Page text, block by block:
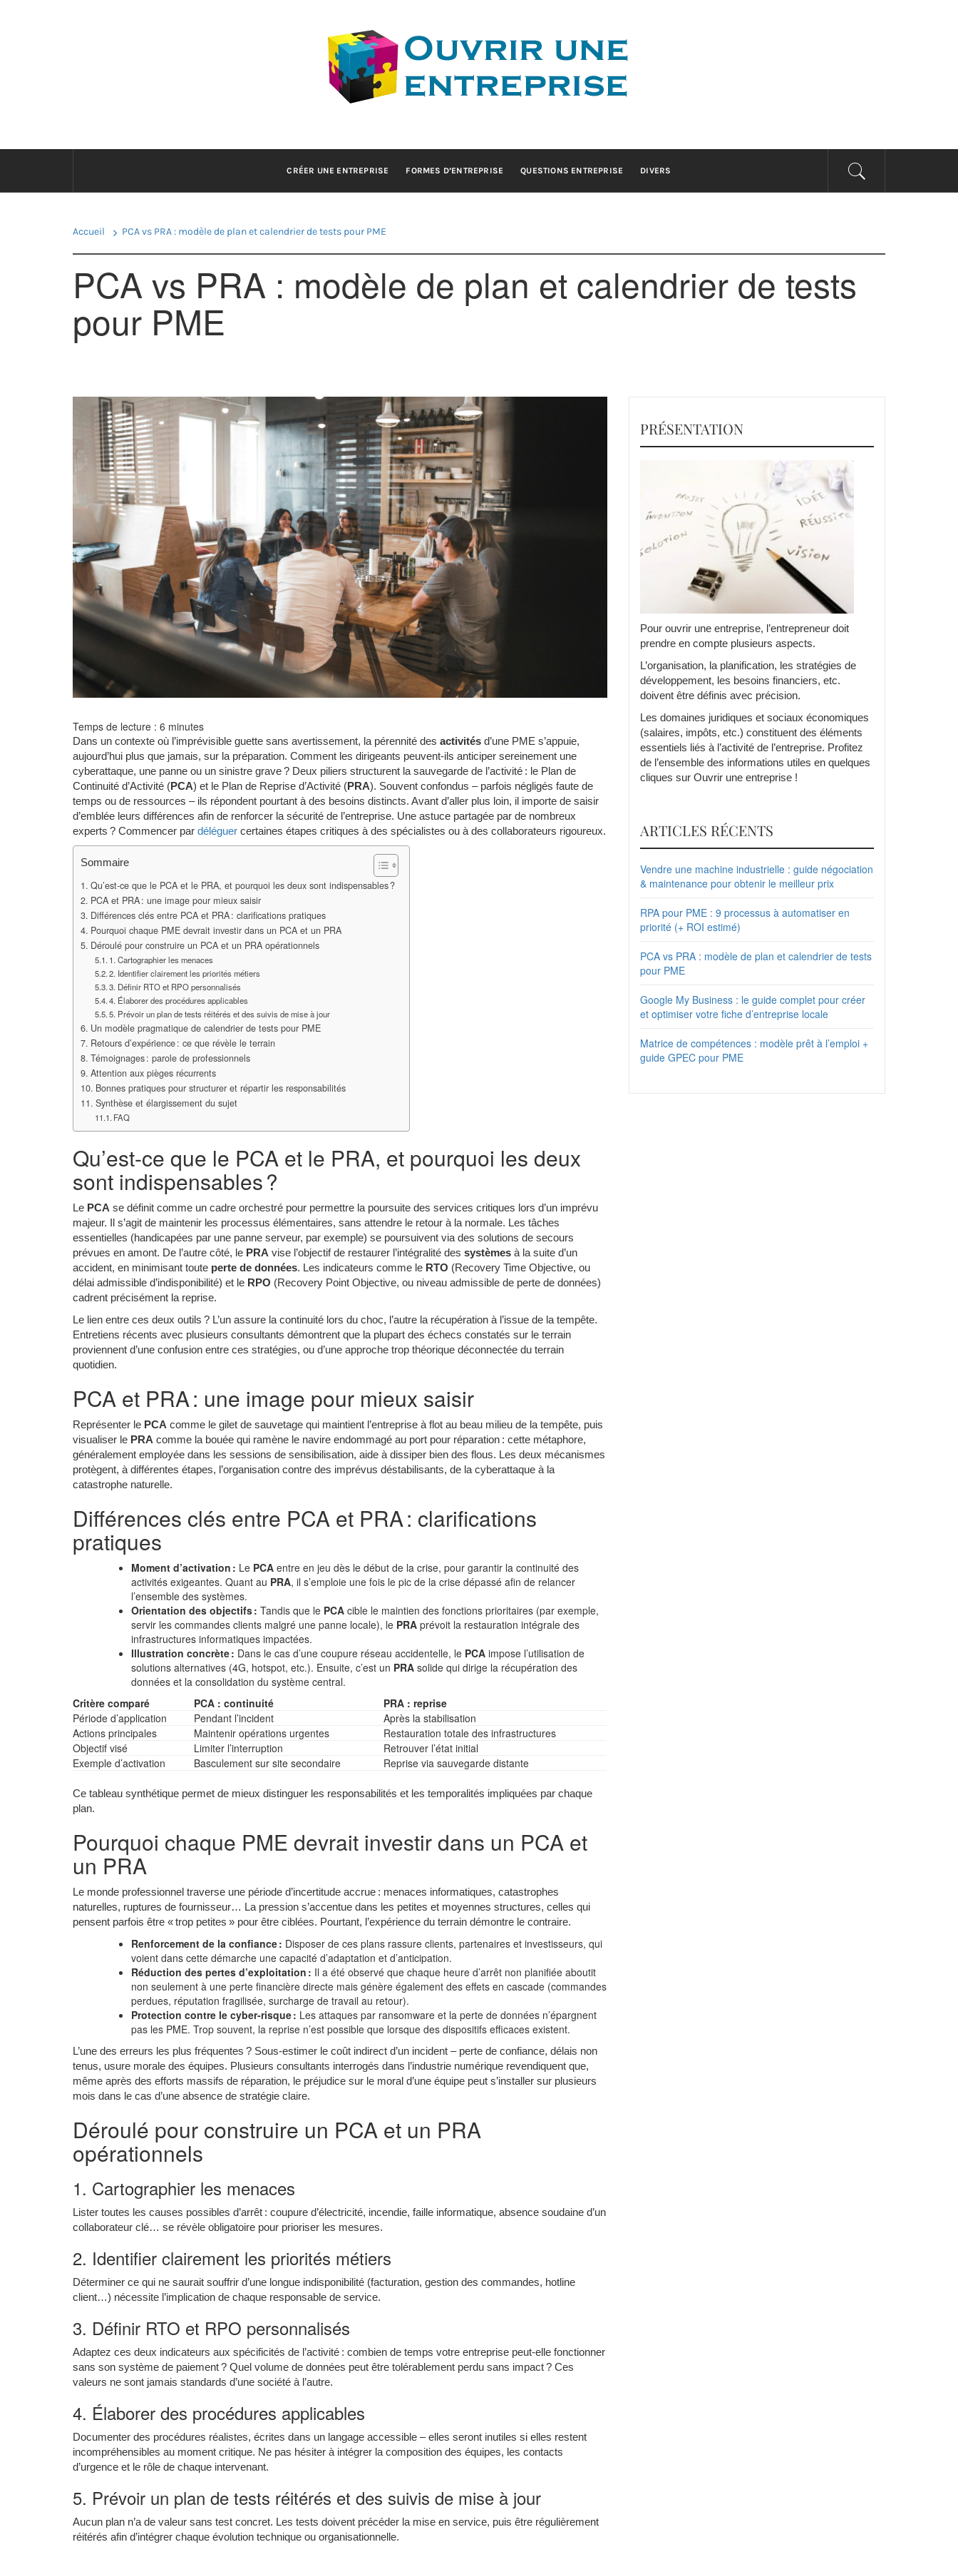
OUVRIR UNE ENTREPRISE
CRÉER UNE ENTREPRISE FORMES D’ENTREPRISE QUESTIONS ENTREPRISE DIVERS
Accueil PCA vs PRA : modèle de plan et calendrier de tests pour PME
PCA vs PRA : modèle de plan et calendrier de tests
pour PME
Temps de lecture : 6 minutes
Dans un contexte où l’imprévisible guette sans avertissement, la pérennité des activités d’une PME s’appuie,
aujourd’hui plus que jamais, sur la préparation. Comment les dirigeants peuvent-ils anticiper sereinement une
cyberattaque, une panne ou un sinistre grave ? Deux piliers structurent la sauvegarde de l’activité : le Plan de
Continuité d’Activité (PCA) et le Plan de Reprise d’Activité (PRA). Souvent confondus – parfois négligés faute de
temps ou de ressources – ils répondent pourtant à des besoins distincts. Avant d’aller plus loin, il importe de saisir
d’emblée leurs différences afin de renforcer la sécurité de l’entreprise. Une astuce partagée par de nombreux
experts ? Commencer par déléguer certaines étapes critiques à des spécialistes ou à des collaborateurs rigoureux.
Sommaire
Qu’est-ce que le PCA et le PRA, et pourquoi les deux sont indispensables ?
PCA et PRA : une image pour mieux saisir
Différences clés entre PCA et PRA : clarifications pratiques
Pourquoi chaque PME devrait investir dans un PCA et un PRA
Déroulé pour construire un PCA et un PRA opérationnels
1. Cartographier les menaces
2. Identifier clairement les priorités métiers
3. Définir RTO et RPO personnalisés
4. Élaborer des procédures applicables
5. Prévoir un plan de tests réitérés et des suivis de mise à jour
Un modèle pragmatique de calendrier de tests pour PME
Retours d’expérience : ce que révèle le terrain
Témoignages : parole de professionnels
Attention aux pièges récurrents
Bonnes pratiques pour structurer et répartir les responsabilités
Synthèse et élargissement du sujet
FAQ
Qu’est-ce que le PCA et le PRA, et pourquoi les deux
sont indispensables ?
Le PCA se définit comme un cadre orchestré pour permettre la poursuite des services critiques lors d’un imprévu
majeur. Il s’agit de maintenir les processus élémentaires, sans attendre le retour à la normale. Les tâches
essentielles (handicapées par une panne serveur, par exemple) se poursuivent via des solutions de secours
prévues en amont. De l’autre côté, le PRA vise l’objectif de restaurer l’intégralité des systèmes à la suite d’un
accident, en minimisant toute perte de données. Les indicateurs comme le RTO (Recovery Time Objective, ou
délai admissible d’indisponibilité) et le RPO (Recovery Point Objective, ou niveau admissible de perte de données)
cadrent précisément la reprise.
Le lien entre ces deux outils ? L’un assure la continuité lors du choc, l’autre la récupération à l’issue de la tempête.
Entretiens récents avec plusieurs consultants démontrent que la plupart des échecs constatés sur le terrain
proviennent d’une confusion entre ces stratégies, ou d’une approche trop théorique déconnectée du terrain
quotidien.
PCA et PRA : une image pour mieux saisir
Représenter le PCA comme le gilet de sauvetage qui maintient l’entreprise à flot au beau milieu de la tempête, puis
visualiser le PRA comme la bouée qui ramène le navire endommagé au port pour réparation : cette métaphore,
généralement employée dans les sessions de sensibilisation, aide à dissiper bien des flous. Les deux mécanismes
protègent, à différentes étapes, l’organisation contre des imprévus déstabilisants, de la cyberattaque à la
catastrophe naturelle.
Différences clés entre PCA et PRA : clarifications
pratiques
Moment d’activation : Le PCA entre en jeu dès le début de la crise, pour garantir la continuité des
activités exigeantes. Quant au PRA, il s’emploie une fois le pic de la crise dépassé afin de relancer
l’ensemble des systèmes.
Orientation des objectifs : Tandis que le PCA cible le maintien des fonctions prioritaires (par exemple,
servir les commandes clients malgré une panne locale), le PRA prévoit la restauration intégrale des
infrastructures informatiques impactées.
Illustration concrète : Dans le cas d’une coupure réseau accidentelle, le PCA impose l’utilisation de
solutions alternatives (4G, hotspot, etc.). Ensuite, c’est un PRA solide qui dirige la récupération des
données et la consolidation du système central.
Critère comparé
PCA : continuité
PRA : reprise
Période d’application
Pendant l’incident
Après la stabilisation
Actions principales
Maintenir opérations urgentes
Restauration totale des infrastructures
Objectif visé
Limiter l’interruption
Retrouver l’état initial
Exemple d’activation
Basculement sur site secondaire Reprise via sauvegarde distante
Ce tableau synthétique permet de mieux distinguer les responsabilités et les temporalités impliquées par chaque
plan.
Pourquoi chaque PME devrait investir dans un PCA et
un PRA
Le monde professionnel traverse une période d’incertitude accrue : menaces informatiques, catastrophes
naturelles, ruptures de fournisseur… La pression s’accentue dans les petites et moyennes structures, celles qui
pensent parfois être « trop petites » pour être ciblées. Pourtant, l’expérience du terrain démontre le contraire.
Renforcement de la confiance : Disposer de ces plans rassure clients, partenaires et investisseurs, qui
voient dans cette démarche une capacité d’adaptation et d’anticipation.
Réduction des pertes d’exploitation : Il a été observé que chaque heure d’arrêt non planifiée aboutit
non seulement à une perte financière directe mais génère également des effets en cascade (commandes
perdues, réputation fragilisée, surcharge de travail au retour).
Protection contre le cyber-risque : Les attaques par ransomware et la perte de données n’épargnent
pas les PME. Trop souvent, la reprise n’est possible que lorsque des dispositifs efficaces existent.
L’une des erreurs les plus fréquentes ? Sous-estimer le coût indirect d’un incident – perte de confiance, délais non
tenus, usure morale des équipes. Plusieurs consultants interrogés dans l’industrie numérique revendiquent que,
même après des efforts massifs de réparation, le préjudice sur le moral d’une équipe peut s’installer sur plusieurs
mois dans le cas d’une absence de stratégie claire.
Déroulé pour construire un PCA et un PRA
opérationnels
1. Cartographier les menaces
Lister toutes les causes possibles d’arrêt : coupure d’électricité, incendie, faille informatique, absence soudaine d’un
collaborateur clé… se révèle obligatoire pour prioriser les mesures.
2. Identifier clairement les priorités métiers
Déterminer ce qui ne saurait souffrir d’une longue indisponibilité (facturation, gestion des commandes, hotline
client…) nécessite l’implication de chaque responsable de service.
3. Définir RTO et RPO personnalisés
Adaptez ces deux indicateurs aux spécificités de l’activité : combien de temps votre entreprise peut-elle fonctionner
sans son système de paiement ? Quel volume de données peut être tolérablement perdu sans impact ? Ces
valeurs ne sont jamais standards d’une société à l’autre.
4. Élaborer des procédures applicables
Documenter des procédures réalistes, écrites dans un langage accessible – elles seront inutiles si elles restent
incompréhensibles au moment critique. Ne pas hésiter à intégrer la composition des équipes, les contacts
d’urgence et le rôle de chaque intervenant.
5. Prévoir un plan de tests réitérés et des suivis de mise à jour
Aucun plan n’a de valeur sans test concret. Les tests doivent précéder la mise en service, puis être régulièrement
réitérés afin d’intégrer chaque évolution technique ou organisationnelle.
PRÉSENTATION
Pour ouvrir une entreprise, l’entrepreneur doit
prendre en compte plusieurs aspects.
L’organisation, la planification, les stratégies de
développement, les besoins financiers, etc.
doivent être définis avec précision.
Les domaines juridiques et sociaux économiques
(salaires, impôts, etc.) constituent des éléments
essentiels liés à l’activité de l’entreprise. Profitez
de l’ensemble des informations utiles en quelques
cliques sur Ouvrir une entreprise !
ARTICLES RÉCENTS
Vendre une machine industrielle : guide négociation
& maintenance pour obtenir le meilleur prix
RPA pour PME : 9 processus à automatiser en
priorité (+ ROI estimé)
PCA vs PRA : modèle de plan et calendrier de tests
pour PME
Google My Business : le guide complet pour créer
et optimiser votre fiche d’entreprise locale
Matrice de compétences : modèle prêt à l’emploi +
guide GPEC pour PME